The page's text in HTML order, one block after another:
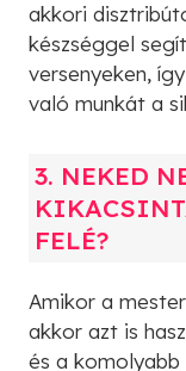
akkori
készséggel
versenyeken,
való munkát a
3. NEKED
FELÉ?
Amikor a
akkor azt is
és a komolyabb